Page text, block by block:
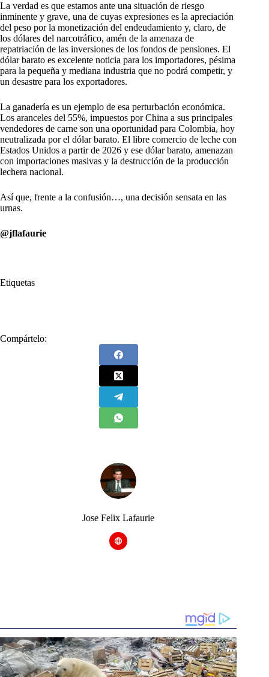
La verdad es que estamos ante una situación de riesgo
inminente y grave, una de cuyas expresiones es la apreciación
del peso por la monetización del endeudamiento y, claro, de
los dólares del narcotráfico, amén de la amenaza de
repatriación de las inversiones de los fondos de pensiones. El
dólar barato es excelente noticia para los importadores, pésima
para la pequeña y mediana industria que no podrá competir, y
un desastre para los exportadores.
La ganadería es un ejemplo de esa perturbación económica.
Los aranceles del 55%, impuestos por China a sus principales
vendedores de carne son una oportunidad para Colombia, hoy
neutralizada por el dólar barato. El libre comercio de leche con
Estados Unidos a partir de 2026 y ese dólar barato, amenazan
con importaciones masivas y la destrucción de la producción
lechera nacional.
Así que, frente a la confusión…, una decisión sensata en las
urnas.
@jflafaurie
Etiquetas
Compártelo:
Jose Felix Lafaurie